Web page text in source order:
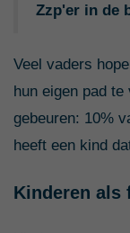
Zzp'er in de
Veel vaders
hun eigen pad
gebeuren: 10%
heeft een kind
Kinderen als